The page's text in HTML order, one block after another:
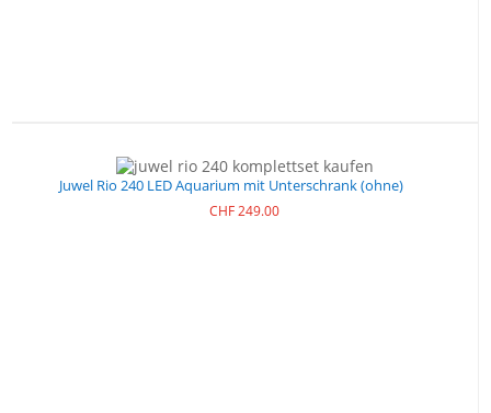
Juwel Rio 240 LED Aquarium mit Unterschrank (ohne)
CHF249.00